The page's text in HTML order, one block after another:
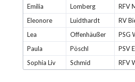
Emilia
Lomberg
RFV
Eleonore
Luidthardt
RV
Lea
Offenhäußer
PSG
Paula
Pöschl
PSV
Sophia Liv
Schmid RFV